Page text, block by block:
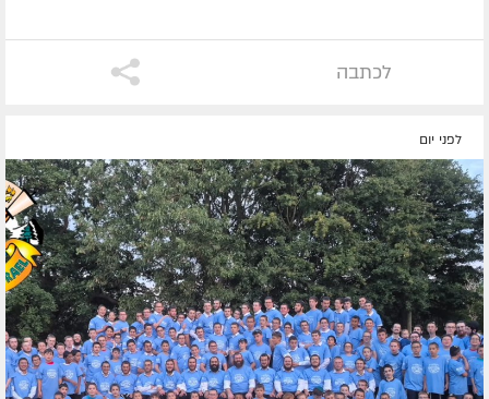
לכתבה
לפני יום